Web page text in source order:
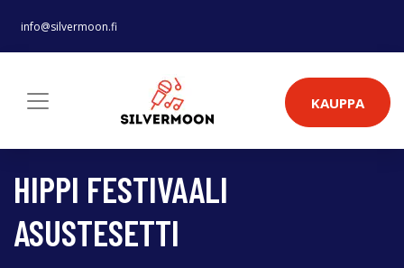
info@silvermoon.fi
KAUPPA
HIPPI FESTIVAALI
ASUSTESETTI